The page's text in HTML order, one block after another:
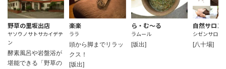
野草の里坂出店
ヤソウノサトサカイデテ
ン
酵素風呂や岩盤浴が
堪能できる「野草の
楽楽
ララ
頭から脚までリラッ
クス！
[坂出]
ら・む～る
ラムール
[坂出]
自然サロン
シゼンサロン
[八十場]